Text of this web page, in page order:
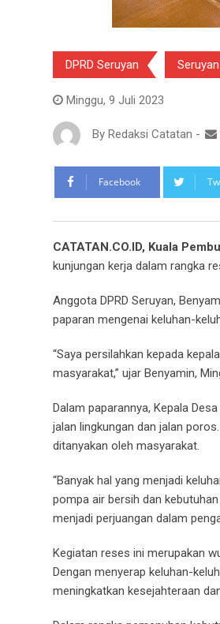
DPRD Seruyan Seruyan
Minggu, 9 Juli 2023
By Redaksi Catatan -
Facebook
CATATAN.CO.ID, Kuala
kunjungan kerja dalam rangka
Anggota DPRD Seruyan,
paparan mengenai keluhan-
“Saya persilahkan kepada
masyarakat,” ujar Benyamin,
Dalam paparannya, Kepala
jalan lingkungan dan jalan
ditanyakan oleh masyarakat.
“Banyak hal yang menjadi
pompa air bersih dan
menjadi perjuangan dalam
Kegiatan reses ini merupakan
Dengan menyerap keluhan-
meningkatkan kesejahteraan